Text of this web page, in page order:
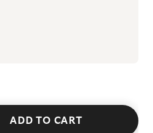
ADD TO CART